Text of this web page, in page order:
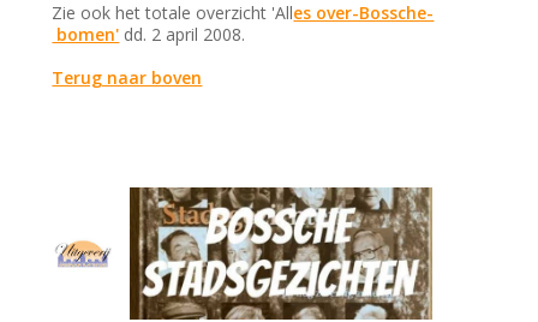
Zie ook het totale overzicht 'Alles over-Bossche-
bomen' dd. 2 april 2008.
Terug naar boven